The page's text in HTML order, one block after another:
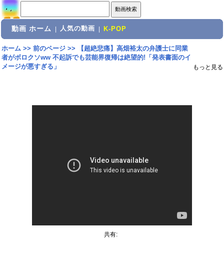
動画 ホーム 人気の動画 K-POP
ホーム>> 前のページ>>
【超絶悲痛】高畑裕太の弁護士に同業
者がボロクソww 不起訴でも芸能界復帰は絶望的!「発表書面のイ
メージが悪すぎる」
もっと見る
共有: